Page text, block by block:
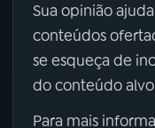
Sua opinião
conteúdos
se esqueça de
do conteúdo
Para mais